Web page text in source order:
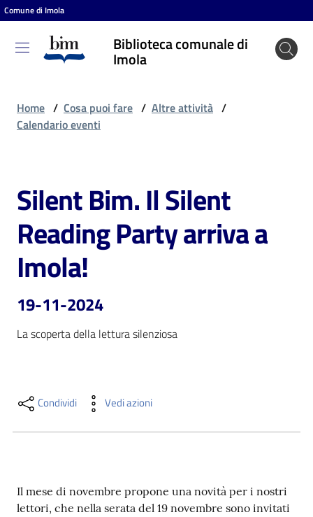
Vai al contenuto
Vai alla navigazione
Vai al footer
Comune di Imola
Biblioteca comunale di
Imola
Biblioteca
comunale
Cosa
puoi
fare
Scopri
contenuti
online
Home / Cosa puoi fare / Altre attività /
Calendario eventi
Salta al contenuto
Silent Bim. Il Silent
Reading Party arriva a
Imola!
19-11-2024
La scoperta della lettura silenziosa
Condividi Vedi azioni
Il mese di novembre propone una novità per i nostri
lettori, che nella serata del 19 novembre sono invitati